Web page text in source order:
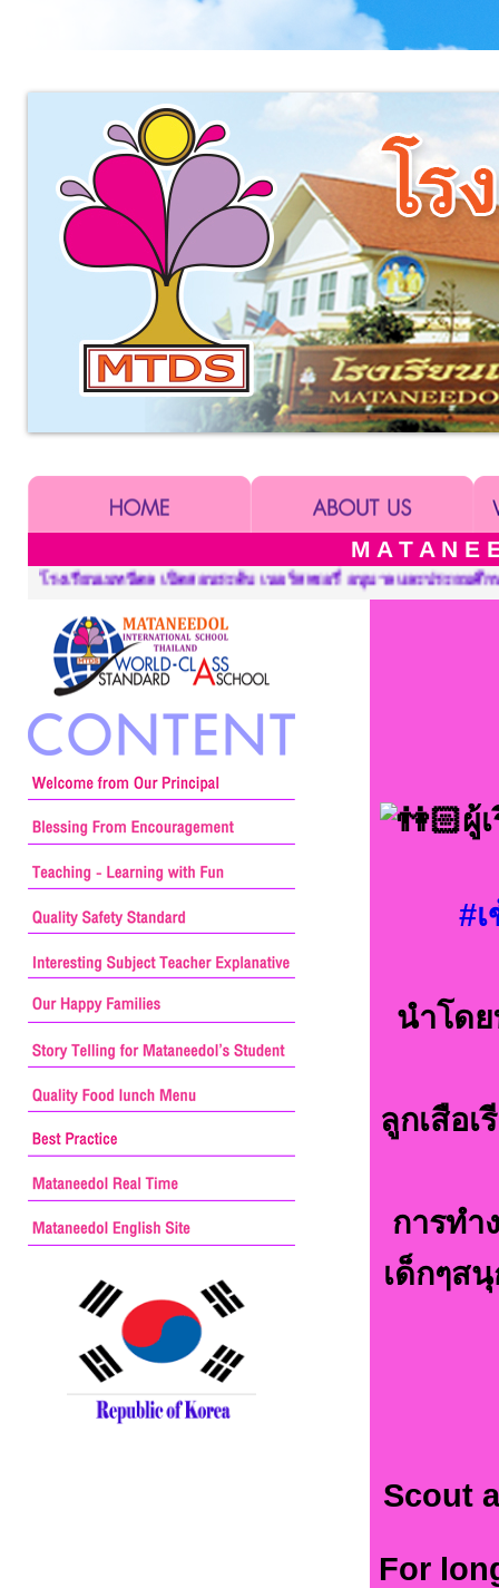
M A T A N E
อรี่ อนุบาลและประถมศึกษา ::: Mataneedol School, Pre-
ผู้
#
นำโด
ลูกเสือ
การทำ
เด็กๆส
Scout
For